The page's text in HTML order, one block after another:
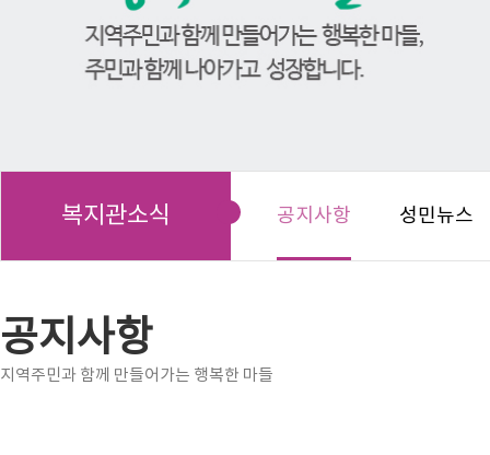
복지관소식 공지사항 성민뉴스
공지사항
지역주민과 함께 만들어가는 행복한 마들